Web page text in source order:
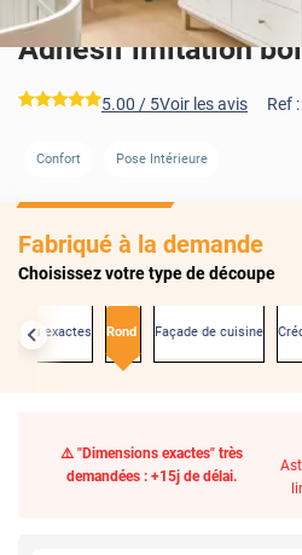
Adhésif imitation
*****
5.00 / 5Voir les avis Ref :
Confort Pose Intérieure
Fabriqué à la demande
Choisissez votre type de découpe
exactes Rond Façade de cuisine
⚠️ "Dimensions exactes" très
demandées : +15j de délai.